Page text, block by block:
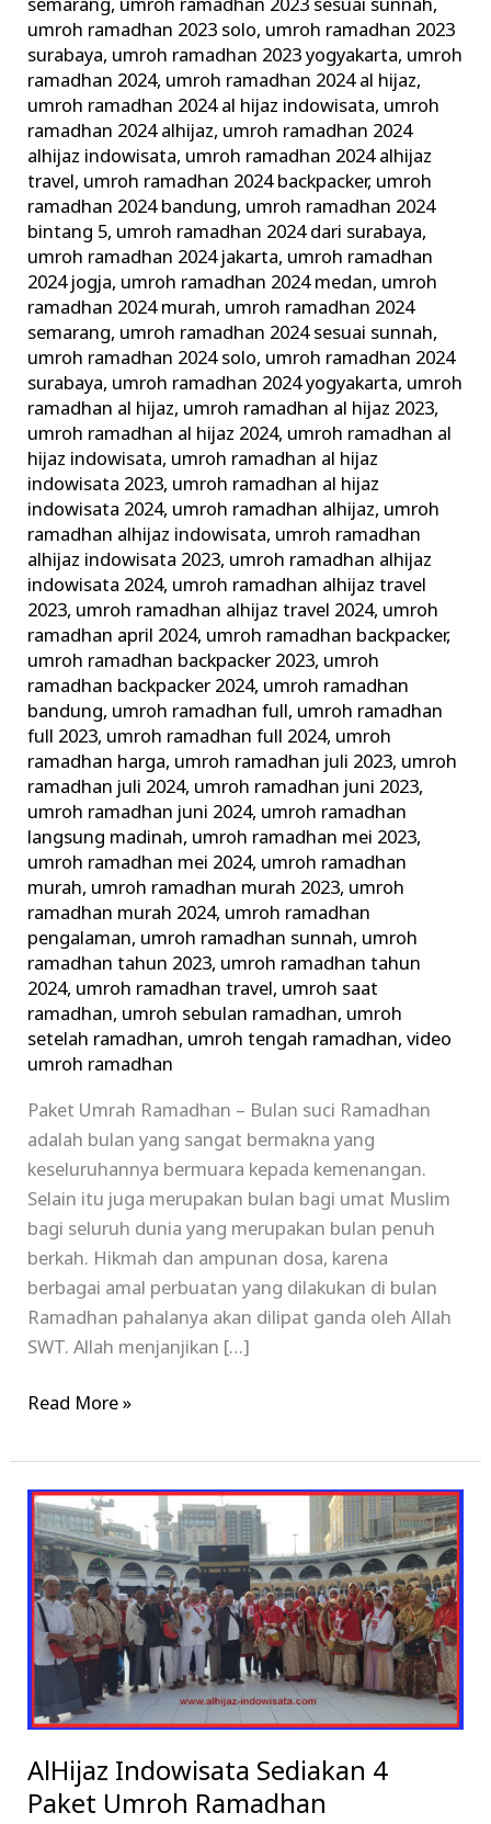
semarang, umroh ramadhan 2023 sesuai sunnah,
umroh ramadhan 2023 solo, umroh ramadhan 2023
surabaya, umroh ramadhan 2023 yogyakarta, umroh
ramadhan 2024, umroh ramadhan 2024 al hijaz,
umroh ramadhan 2024 al hijaz indowisata, umroh
ramadhan 2024 alhijaz, umroh ramadhan 2024
alhijaz indowisata, umroh ramadhan 2024 alhijaz
travel, umroh ramadhan 2024 backpacker, umroh
ramadhan 2024 bandung, umroh ramadhan 2024
bintang 5, umroh ramadhan 2024 dari surabaya,
umroh ramadhan 2024 jakarta, umroh ramadhan
2024 jogja, umroh ramadhan 2024 medan, umroh
ramadhan 2024 murah, umroh ramadhan 2024
semarang, umroh ramadhan 2024 sesuai sunnah,
umroh ramadhan 2024 solo, umroh ramadhan 2024
surabaya, umroh ramadhan 2024 yogyakarta, umroh
ramadhan al hijaz, umroh ramadhan al hijaz 2023,
umroh ramadhan al hijaz 2024, umroh ramadhan al
hijaz indowisata, umroh ramadhan al hijaz
indowisata 2023, umroh ramadhan al hijaz
indowisata 2024, umroh ramadhan alhijaz, umroh
ramadhan alhijaz indowisata, umroh ramadhan
alhijaz indowisata 2023, umroh ramadhan alhijaz
indowisata 2024, umroh ramadhan alhijaz travel
2023, umroh ramadhan alhijaz travel 2024, umroh
ramadhan april 2024, umroh ramadhan backpacker,
umroh ramadhan backpacker 2023, umroh
ramadhan backpacker 2024, umroh ramadhan
bandung, umroh ramadhan full, umroh ramadhan
full 2023, umroh ramadhan full 2024, umroh
ramadhan harga, umroh ramadhan juli 2023, umroh
ramadhan juli 2024, umroh ramadhan juni 2023,
umroh ramadhan juni 2024, umroh ramadhan
langsung madinah, umroh ramadhan mei 2023,
umroh ramadhan mei 2024, umroh ramadhan
murah, umroh ramadhan murah 2023, umroh
ramadhan murah 2024, umroh ramadhan
pengalaman, umroh ramadhan sunnah, umroh
ramadhan tahun 2023, umroh ramadhan tahun
2024, umroh ramadhan travel, umroh saat
ramadhan, umroh sebulan ramadhan, umroh
setelah ramadhan, umroh tengah ramadhan,video
umroh ramadhan
Paket Umrah Ramadhan – Bulan suci Ramadhan
adalah bulan yang sangat bermakna yang
keseluruhannya bermuara kepada kemenangan.
Selain itu juga merupakan bulan bagi umat Muslim
bagi seluruh dunia yang merupakan bulan penuh
berkah. Hikmah dan ampunan dosa, karena
berbagai amal perbuatan yang dilakukan di bulan
Ramadhan pahalanya akan dilipat ganda oleh Allah
SWT. Allah menjanjikan […]
Read More »
AlHijaz Indowisata Sediakan 4
Paket Umroh Ramadhan
AlHijaz
Indowisata
Sediakan
4
Paket
Umroh
Ramadhan